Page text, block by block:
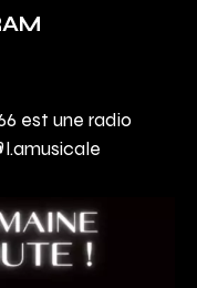
est une radio